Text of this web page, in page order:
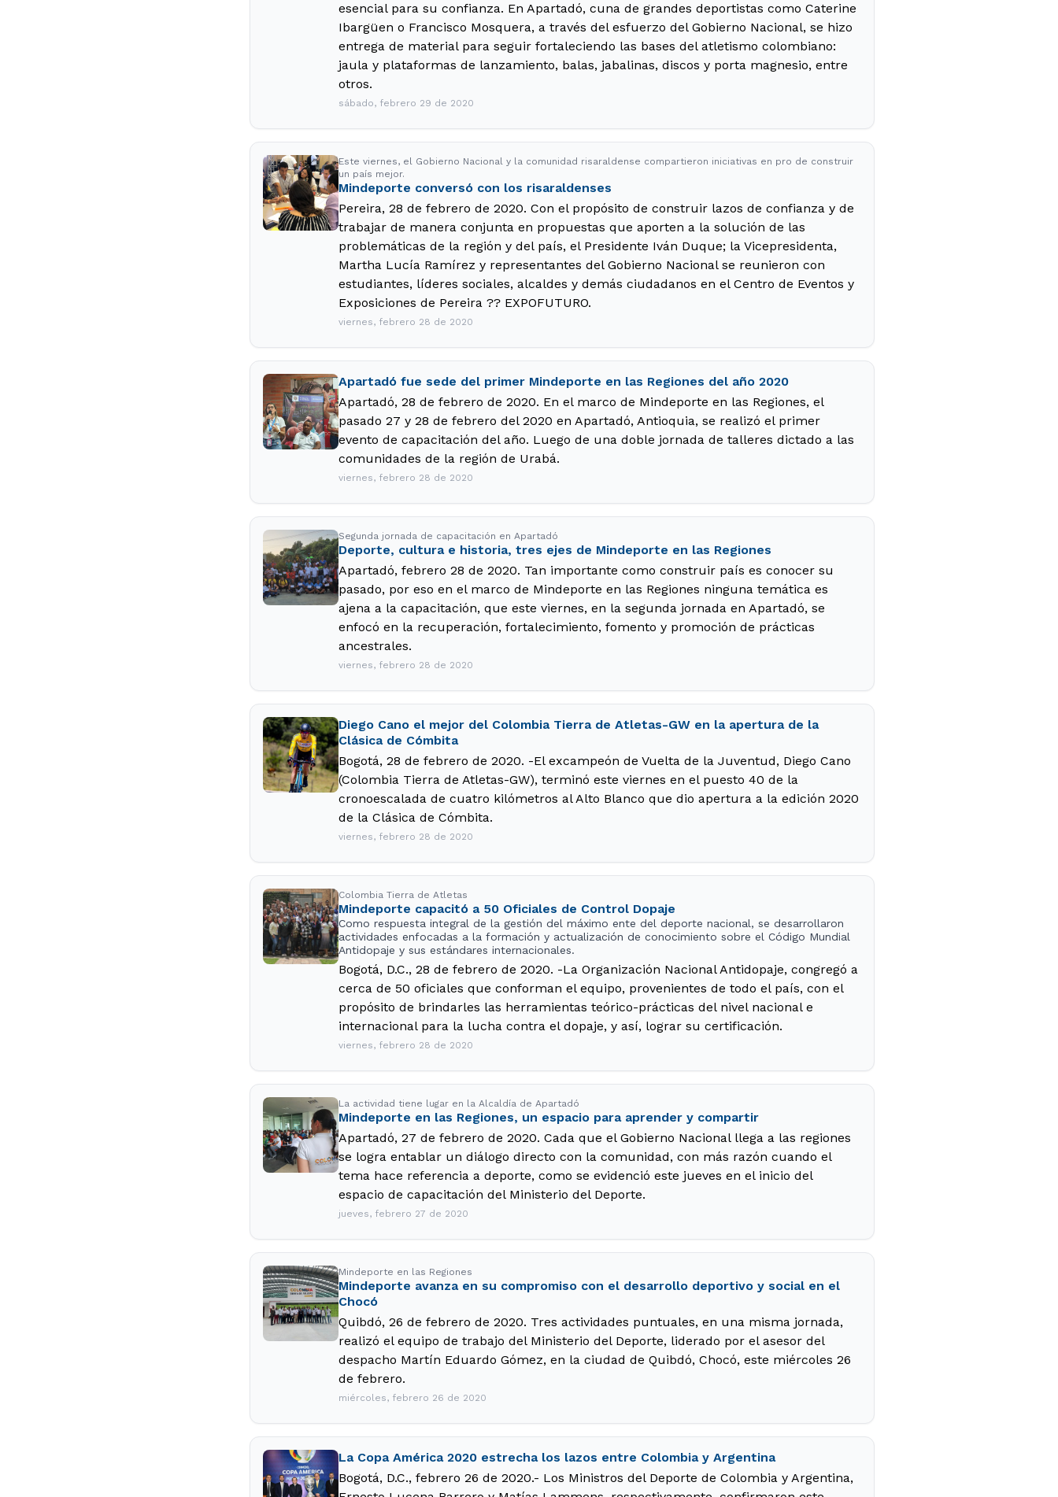
esencial para su confianza. En Apartadó, cuna de grandes deportistas como Caterine
Ibargüen o Francisco Mosquera, a través del esfuerzo del Gobierno Nacional, se hizo
entrega de material para seguir fortaleciendo las bases del atletismo colombiano:
jaula y plataformas de lanzamiento, balas, jabalinas, discos y porta magnesio, entre
otros.
sábado, febrero 29 de 2020
Este viernes, el Gobierno Nacional y la comunidad risaraldense compartieron iniciativas en pro de construir
un país mejor.
Mindeporte conversó con los risaraldenses
Pereira, 28 de febrero de 2020. Con el propósito de construir lazos de confianza y de
trabajar de manera conjunta en propuestas que aporten a la solución de las
problemáticas de la región y del país, el Presidente Iván Duque; la Vicepresidenta,
Martha Lucía Ramírez y representantes del Gobierno Nacional se reunieron con
estudiantes, líderes sociales, alcaldes y demás ciudadanos en el Centro de Eventos y
Exposiciones de Pereira ?? EXPOFUTURO.
viernes, febrero 28 de 2020
Apartadó fue sede del primer Mindeporte en las Regiones del año 2020
Apartadó, 28 de febrero de 2020. En el marco de Mindeporte en las Regiones, el
pasado 27 y 28 de febrero del 2020 en Apartadó, Antioquia, se realizó el primer
evento de capacitación del año. Luego de una doble jornada de talleres dictado a las
comunidades de la región de Urabá.
viernes, febrero 28 de 2020
Segunda jornada de capacitación en Apartadó
Deporte, cultura e historia, tres ejes de Mindeporte en las Regiones
Apartadó, febrero 28 de 2020. Tan importante como construir país es conocer su
pasado, por eso en el marco de Mindeporte en las Regiones ninguna temática es
ajena a la capacitación, que este viernes, en la segunda jornada en Apartadó, se
enfocó en la recuperación, fortalecimiento, fomento y promoción de prácticas
ancestrales.
viernes, febrero 28 de 2020
Diego Cano el mejor del Colombia Tierra de Atletas-GW en la apertura de la
Clásica de Cómbita
Bogotá, 28 de febrero de 2020. -El excampeón de Vuelta de la Juventud, Diego Cano
(Colombia Tierra de Atletas-GW), terminó este viernes en el puesto 40 de la
cronoescalada de cuatro kilómetros al Alto Blanco que dio apertura a la edición 2020
de la Clásica de Cómbita.
viernes, febrero 28 de 2020
Colombia Tierra de Atletas
Mindeporte capacitó a 50 Oficiales de Control Dopaje
Como respuesta integral de la gestión del máximo ente del deporte nacional, se desarrollaron
actividades enfocadas a la formación y actualización de conocimiento sobre el Código Mundial
Antidopaje y sus estándares internacionales.
Bogotá, D.C., 28 de febrero de 2020. -La Organización Nacional Antidopaje, congregó a
cerca de 50 oficiales que conforman el equipo, provenientes de todo el país, con el
propósito de brindarles las herramientas teórico-prácticas del nivel nacional e
internacional para la lucha contra el dopaje, y así, lograr su certificación.
viernes, febrero 28 de 2020
La actividad tiene lugar en la Alcaldía de Apartadó
Mindeporte en las Regiones, un espacio para aprender y compartir
Apartadó, 27 de febrero de 2020. Cada que el Gobierno Nacional llega a las regiones
se logra entablar un diálogo directo con la comunidad, con más razón cuando el
tema hace referencia a deporte, como se evidenció este jueves en el inicio del
espacio de capacitación del Ministerio del Deporte.
jueves, febrero 27 de 2020
Mindeporte en las Regiones
Mindeporte avanza en su compromiso con el desarrollo deportivo y social en el
Chocó
Quibdó, 26 de febrero de 2020. Tres actividades puntuales, en una misma jornada,
realizó el equipo de trabajo del Ministerio del Deporte, liderado por el asesor del
despacho Martín Eduardo Gómez, en la ciudad de Quibdó, Chocó, este miércoles 26
de febrero.
miércoles, febrero 26 de 2020
La Copa América 2020 estrecha los lazos entre Colombia y Argentina
Bogotá, D.C., febrero 26 de 2020.- Los Ministros del Deporte de Colombia y Argentina,